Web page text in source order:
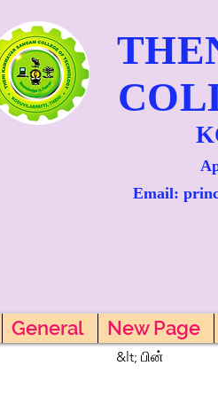
Email:
&lt; பின்
General New Page